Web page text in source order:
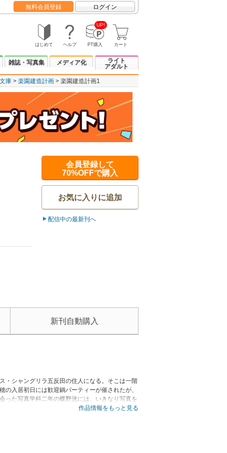
無料会員登録 ログイン
はじめて ヘルプ
UP!
PT購入 カート
雑誌・写真集 メディア化
ライト
アダルト
庫 楽園建造計画 楽園建造計画1
会員登録して
70%OFFで購入
お気に入りに追加
配信中の最新刊へ
新刊自動購入
・シャングリラ五反田の住人になる。そこは一階
入居初日には歓迎鍋パーティーが催されたが、
った写真学科二年の蝶野洸には、いきなり写真を
トに駆り出されて以来、彼が高穂の心の不可侵の
“理想郷”物語。
作品情報をもっと見る